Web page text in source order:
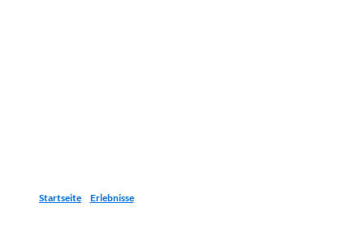
Startseite Erlebnisse